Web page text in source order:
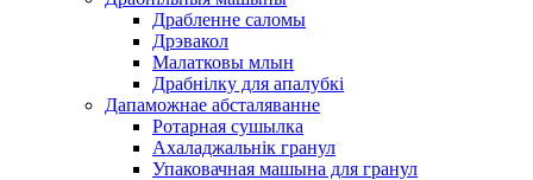
Драбленне саломы
Дрэвакол
Малатковы млын
Драбнілку для апалубкі
Дапаможнае абсталяванне
Ротарная сушылка
Ахаладжальнік гранул
Упаковачная машына для гранул